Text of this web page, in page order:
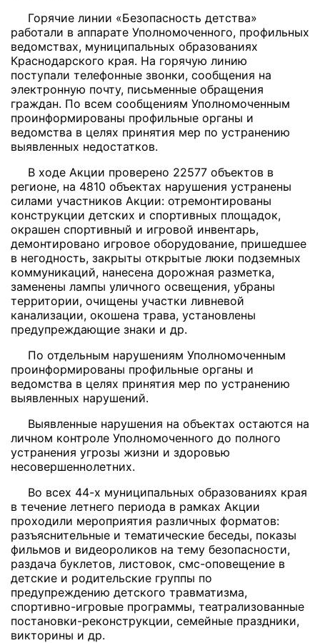
Горячие линии «Безопасность детства»
работали в аппарате Уполномоченного, профильных
ведомствах, муниципальных образованиях
Краснодарского края. На горячую линию
поступали телефонные звонки, сообщения на
электронную почту, письменные обращения
граждан. По всем сообщениям Уполномоченным
проинформированы профильные органы и
ведомства в целях принятия мер по устранению
выявленных недостатков.
В ходе Акции проверено 22577 объектов в
регионе, на 4810 объектах нарушения устранены
силами участников Акции: отремонтированы
конструкции детских и спортивных площадок,
окрашен спортивный и игровой инвентарь,
демонтировано игровое оборудование, пришедшее
в негодность, закрыты открытые люки подземных
коммуникаций, нанесена дорожная разметка,
заменены лампы уличного освещения, убраны
территории, очищены участки ливневой
канализации, окошена трава, установлены
предупреждающие знаки и др.
По отдельным нарушениям Уполномоченным
проинформированы профильные органы и
ведомства в целях принятия мер по устранению
выявленных нарушений.
Выявленные нарушения на объектах остаются на
личном контроле Уполномоченного до полного
устранения угрозы жизни и здоровью
несовершеннолетних.
Во всех 44-х муниципальных образованиях края
в течение летнего периода в рамках Акции
проходили мероприятия различных форматов:
разъяснительные и тематические беседы, показы
фильмов и видеороликов на тему безопасности,
раздача буклетов, листовок, смс-оповещение в
детские и родительские группы по
предупреждению детского травматизма,
спортивно-игровые программы, театрализованные
постановки-реконструкции, семейные праздники,
викторины и др.